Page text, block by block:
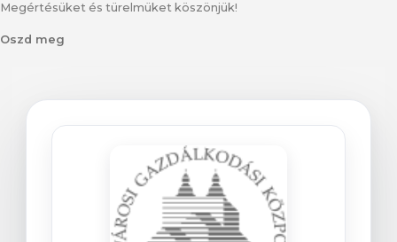
Megértésüket és türelmüket köszönjük!
Oszd meg